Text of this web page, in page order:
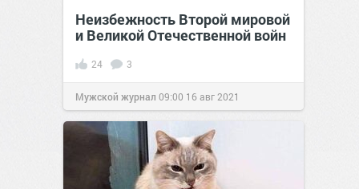
Неизбежность Второй мировой
и Великой Отечественной войн
24 3
Мужской журнал 09:00 16 авг 2021